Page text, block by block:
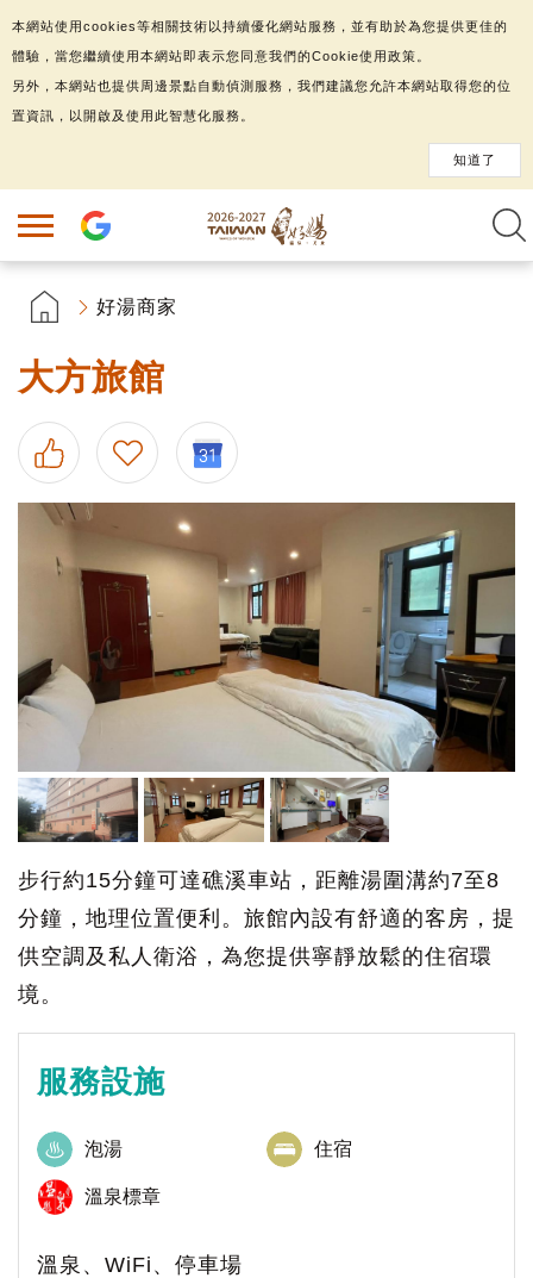
好湯商家
大方旅館
步行約15分鐘可達礁溪車站，距離湯圍溝約7至8
分鐘，地理位置便利。旅館內設有舒適的客房，提
供空調及私人衛浴，為您提供寧靜放鬆的住宿環
境。
服務設施
泡湯 住宿
溫泉標章
溫泉、WiFi、停車場
本網站使用cookies等相關技術以持續優化網站服務，並有助於為您提供更佳的
體驗，當您繼續使用本網站即表示您同意我們的Cookie使用政策。
另外，本網站也提供周邊景點自動偵測服務，我們建議您允許本網站取得您的位
置資訊，以開啟及使用此智慧化服務。
知道了